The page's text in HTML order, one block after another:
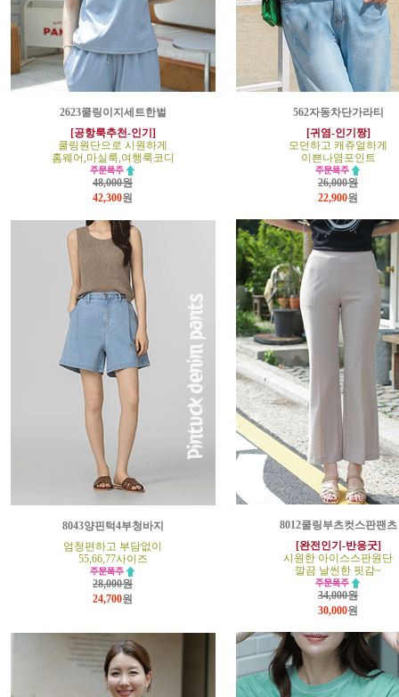
2623쿨링이지세트한벌
[공항룩추천-인기]
쿨링원단으로 시원하게
홈웨어,마실룩,여행룩코디
48,000원
42,300원
562자동차단가라티
[귀염-인기짱]
모던하고 캐쥬얼하게
이쁜나염포인트
26,000원
22,900원
8043양핀턱4부청바지
엄청편하고 부담없이
55,66,77사이즈
28,000원
24,700원
8012쿨링부츠컷스판팬츠
[완전인기-반응굿]
시원한 아이스스판원단
깔끔 날씬한 핏감~
34,000원
30,000원